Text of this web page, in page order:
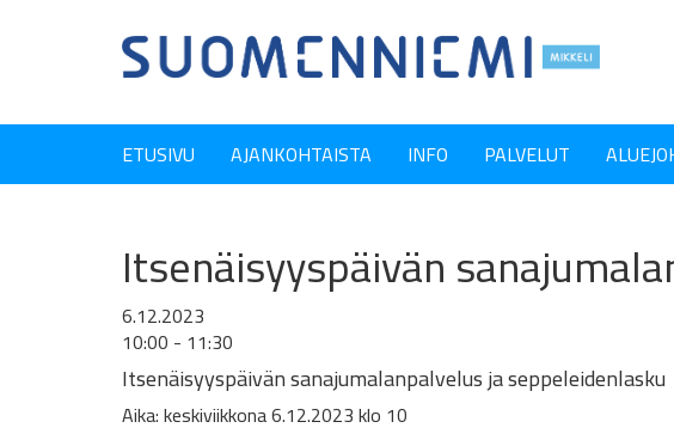
ETUSIVU AJANKOHTAISTA INFO PALVELUT
Itsenäisyyspäivän
6.12.2023
10:00 - 11:30
Itsenäisyyspäivän sanajumalanpalvelus ja seppeleidenlasku
Aika: keskiviikkona 6.12.2023 klo 10